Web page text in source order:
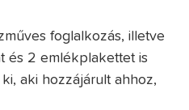
foglalkozás, illetve
és 2 emlékplakettet is
aki hozzájárult ahhoz,